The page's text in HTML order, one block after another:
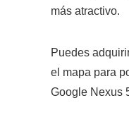
más atractivo.
Puedes
el mapa para
Google Nexus